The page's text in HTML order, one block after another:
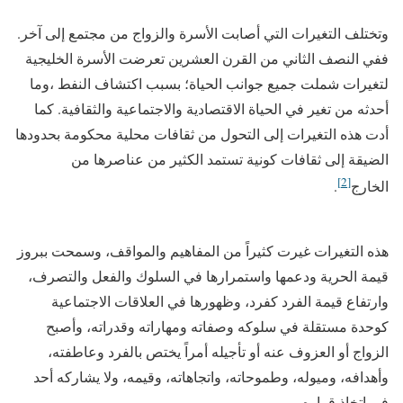
وتختلف التغيرات التي أصابت الأسرة والزواج من مجتمع إلى آخر.
ففي النصف الثاني من القرن العشرين تعرضت الأسرة الخليجية
لتغيرات شملت جميع جوانب الحياة؛ بسبب اكتشاف النفط ،وما
أحدثه من تغير في الحياة الاقتصادية والاجتماعية والثقافية. كما
أدت هذه التغيرات إلى التحول من ثقافات محلية محكومة بحدودها
الضيقة إلى ثقافات كونية تستمد الكثير من عناصرها من
الخارج[2]
.
هذه التغيرات غيرت كثيراً من المفاهيم والمواقف، وسمحت ببروز
قيمة الحرية ودعمها واستمرارها في السلوك والفعل والتصرف،
وارتفاع قيمة الفرد كفرد، وظهورها في العلاقات الاجتماعية
كوحدة مستقلة في سلوكه وصفاته ومهاراته وقدراته، وأصبح
الزواج أو العزوف عنه أو تأجيله أمراً يختص بالفرد وعاطفته،
وأهدافه، وميوله، وطموحاته، واتجاهاته، وقيمه، ولا يشاركه أحد